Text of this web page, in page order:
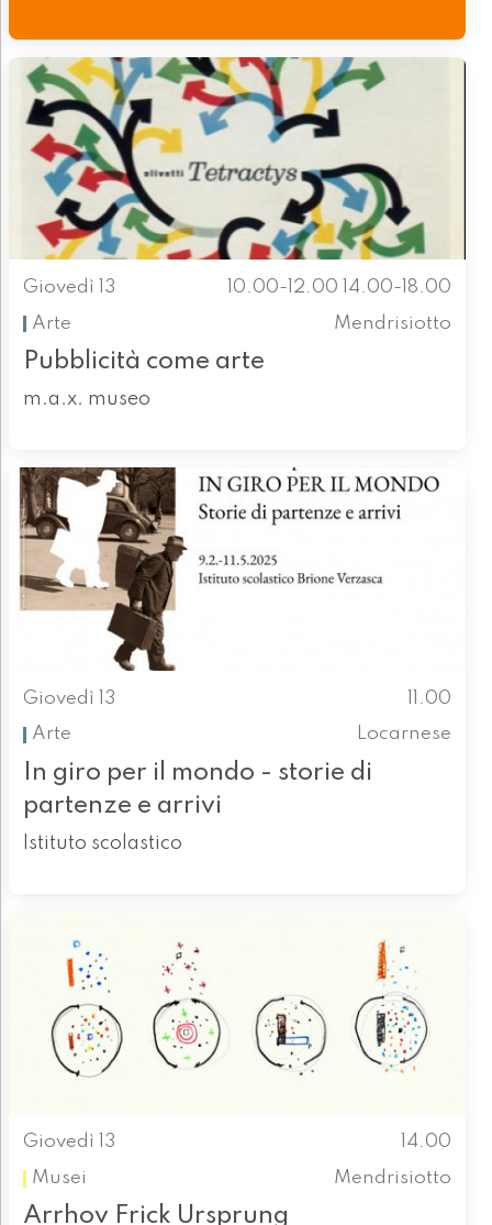
Giovedì 13
10.00-12.00 14.00-18.00
Arte
Mendrisiotto
Pubblicità come arte
m.a.x. museo
Giovedì 13
11.00
Arte
Locarnese
In giro per il mondo - storie di
partenze e arrivi
Istituto scolastico
Giovedì 13
14.00
Musei
Mendrisiotto
Arrhov Frick Ursprung